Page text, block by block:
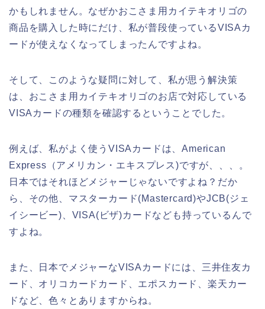
かもしれません。なぜかおこさま用カイテキオリゴの
商品を購入した時にだけ、私が普段使っているVISAカ
ードが使えなくなってしまったんですよね。
そして、このような疑問に対して、私が思う解決策
は、おこさま用カイテキオリゴのお店で対応している
VISAカードの種類を確認するということでした。
例えば、私がよく使うVISAカードは、American
Express（アメリカン・エキスプレス)ですが、、、。
日本ではそれほどメジャーじゃないですよね？だか
ら、その他、マスターカード(Mastercard)やJCB(ジェ
イシービー)、VISA(ビザ)カードなども持っているんで
すよね。
また、日本でメジャーなVISAカードには、三井住友カ
ード、オリコカードカード、エポスカード、楽天カー
ドなど、色々とありますからね。